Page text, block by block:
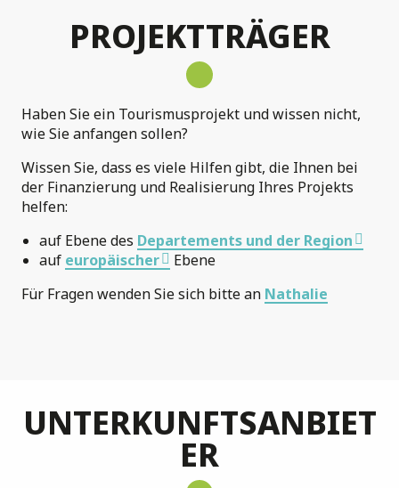
Infos règementaires
PROJEKTTRÄGER
Haben Sie ein Tourismusprojekt und wissen nicht,
wie Sie anfangen sollen?
Wissen Sie, dass es viele Hilfen gibt, die Ihnen bei
der Finanzierung und Realisierung Ihres Projekts
helfen:
auf Ebene des Departements und der Region
auf europäischer
Ebene
Für Fragen wenden Sie sich bitte an Nathalie
UNTERKUNFTSANBIET
ER